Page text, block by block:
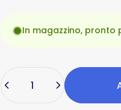
In magazzino, pronto